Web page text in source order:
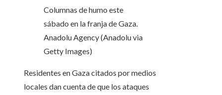
Columnas de humo este
sábado en la franja de Gaza.
Anadolu Agency (Anadolu via
Getty Images)
Residentes en Gaza citados por medios
locales dan cuenta de que los ataques